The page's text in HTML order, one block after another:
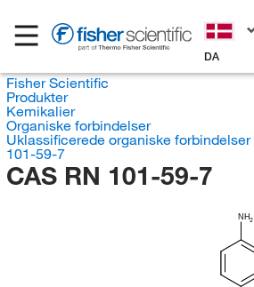
DA
Fisher Scientific
Produkter
Kemikalier
Organiske forbindelser
Uklassificerede organiske forbindelser
101-59-7
CAS RN 101-59-7
NH2